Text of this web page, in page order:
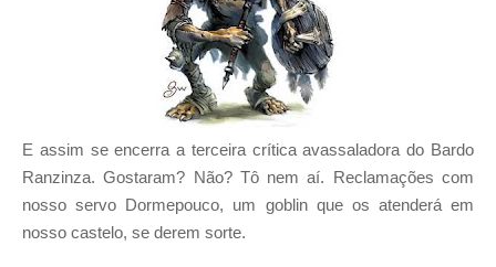
E assim se encerra a terceira crítica avassaladora do Bardo
Ranzinza. Gostaram? Não? Tô nem aí. Reclamações com
nosso servo Dormepouco, um goblin que os atenderá em
nosso castelo, se derem sorte.